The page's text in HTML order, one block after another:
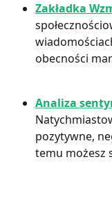
Zakładka
obecności
Analiza
pozytywne,
temu możesz